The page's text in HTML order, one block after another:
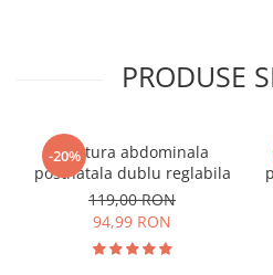
Pentru o igiena corecta se recomanda
PRODUSE
-20%
Centura abdominala
postnatala dublu reglabila
119,00 RON
94,99 RON